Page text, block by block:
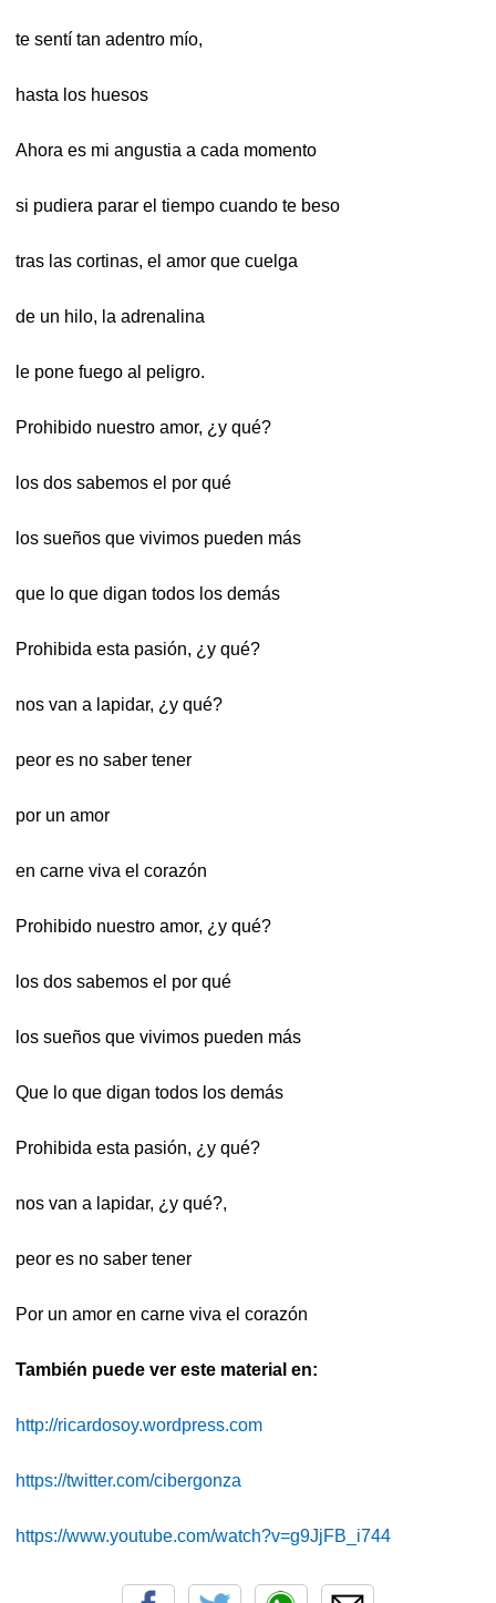
te sentí tan adentro mío,
hasta los huesos
Ahora es mi angustia a cada momento
si pudiera parar el tiempo cuando te beso
tras las cortinas, el amor que cuelga
de un hilo, la adrenalina
le pone fuego al peligro.
Prohibido nuestro amor, ¿y qué?
los dos sabemos el por qué
los sueños que vivimos pueden más
que lo que digan todos los demás
Prohibida esta pasión, ¿y qué?
nos van a lapidar, ¿y qué?
peor es no saber tener
por un amor
en carne viva el corazón
Prohibido nuestro amor, ¿y qué?
los dos sabemos el por qué
los sueños que vivimos pueden más
Que lo que digan todos los demás
Prohibida esta pasión, ¿y qué?
nos van a lapidar, ¿y qué?,
peor es no saber tener
Por un amor en carne viva el corazón
También puede ver este material en:
http://ricardosoy.wordpress.com
https://twitter.com/cibergonza
https://www.youtube.com/watch?v=g9JjFB_i744